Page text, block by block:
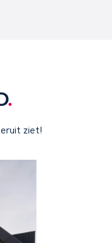
.
eruit ziet!